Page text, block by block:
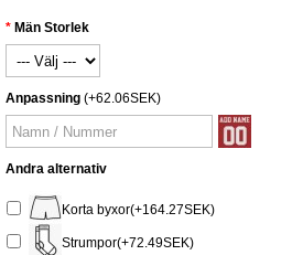
Män Storlek
Anpassning (+62.06SEK)
Andra alternativ
Korta byxor(+164.27SEK)
Strumpor(+72.49SEK)